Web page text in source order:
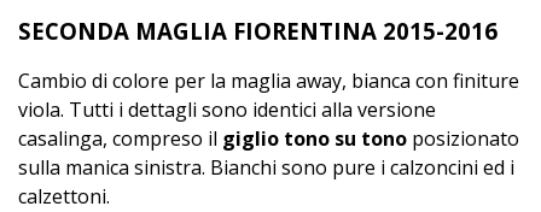
SECONDA MAGLIA FIORENTINA 2015-2016
Cambio di colore per la maglia away, bianca con finiture
viola. Tutti i dettagli sono identici alla versione
casalinga, compreso il giglio tono su tono posizionato
sulla manica sinistra. Bianchi sono pure i calzoncini ed i
calzettoni.